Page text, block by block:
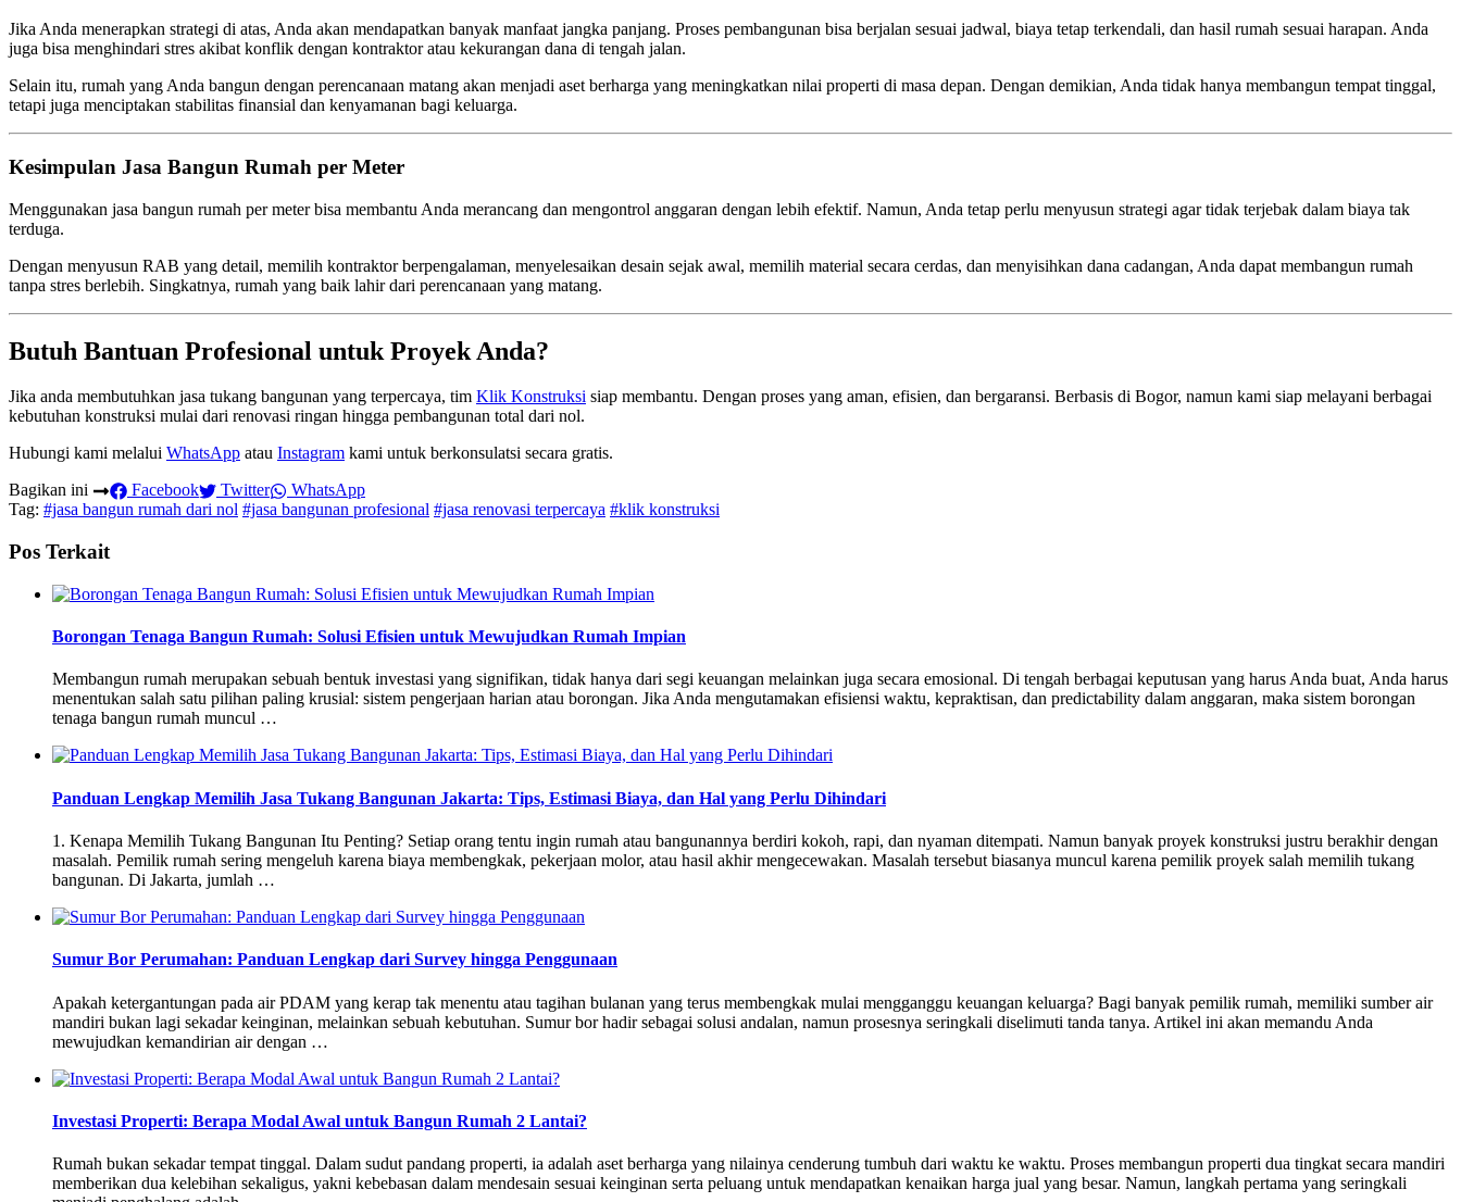
Jika Anda menerapkan strategi di atas, Anda akan mendapatkan banyak manfaat jangka panjang. Proses pembangunan bisa berjalan sesuai jadwal, biaya tetap terkendali, dan hasil rumah sesuai harapan. Anda
juga bisa menghindari stres akibat konflik dengan kontraktor atau kekurangan dana di tengah jalan.
Selain itu, rumah yang Anda bangun dengan perencanaan matang akan menjadi aset berharga yang meningkatkan nilai properti di masa depan. Dengan demikian, Anda tidak hanya membangun tempat tinggal,
tetapi juga menciptakan stabilitas finansial dan kenyamanan bagi keluarga.
Kesimpulan Jasa Bangun Rumah per Meter
Menggunakan jasa bangun rumah per meter bisa membantu Anda merancang dan mengontrol anggaran dengan lebih efektif. Namun, Anda tetap perlu menyusun strategi agar tidak terjebak dalam biaya tak
terduga.
Dengan menyusun RAB yang detail, memilih kontraktor berpengalaman, menyelesaikan desain sejak awal, memilih material secara cerdas, dan menyisihkan dana cadangan, Anda dapat membangun rumah
tanpa stres berlebih. Singkatnya, rumah yang baik lahir dari perencanaan yang matang.
Butuh Bantuan Profesional untuk Proyek Anda?
Jika anda membutuhkan jasa tukang bangunan yang terpercaya, tim Klik Konstruksi siap membantu. Dengan proses yang aman, efisien, dan bergaransi. Berbasis di Bogor, namun kami siap melayani berbagai
kebutuhan konstruksi mulai dari renovasi ringan hingga pembangunan total dari nol.
Hubungi kami melalui WhatsApp atau Instagram kami untuk berkonsulatsi secara gratis.
Bagikan ini
Facebook Twitter
WhatsApp
Tag: #jasa bangun rumah dari nol #jasa bangunan profesional #jasa renovasi terpercaya #klik konstruksi
Pos Terkait
Borongan Tenaga Bangun Rumah: Solusi Efisien untuk Mewujudkan Rumah Impian
Membangun rumah merupakan sebuah bentuk investasi yang signifikan, tidak hanya dari segi keuangan melainkan juga secara emosional. Di tengah berbagai keputusan yang harus Anda buat, Anda harus
menentukan salah satu pilihan paling krusial: sistem pengerjaan harian atau borongan. Jika Anda mengutamakan efisiensi waktu, kepraktisan, dan predictability dalam anggaran, maka sistem borongan
tenaga bangun rumah muncul …
Panduan Lengkap Memilih Jasa Tukang Bangunan Jakarta: Tips, Estimasi Biaya, dan Hal yang Perlu Dihindari
1. Kenapa Memilih Tukang Bangunan Itu Penting? Setiap orang tentu ingin rumah atau bangunannya berdiri kokoh, rapi, dan nyaman ditempati. Namun banyak proyek konstruksi justru berakhir dengan
masalah. Pemilik rumah sering mengeluh karena biaya membengkak, pekerjaan molor, atau hasil akhir mengecewakan. Masalah tersebut biasanya muncul karena pemilik proyek salah memilih tukang
bangunan. Di Jakarta, jumlah …
Sumur Bor Perumahan: Panduan Lengkap dari Survey hingga Penggunaan
Apakah ketergantungan pada air PDAM yang kerap tak menentu atau tagihan bulanan yang terus membengkak mulai mengganggu keuangan keluarga? Bagi banyak pemilik rumah, memiliki sumber air
mandiri bukan lagi sekadar keinginan, melainkan sebuah kebutuhan. Sumur bor hadir sebagai solusi andalan, namun prosesnya seringkali diselimuti tanda tanya. Artikel ini akan memandu Anda
mewujudkan kemandirian air dengan …
Investasi Properti: Berapa Modal Awal untuk Bangun Rumah 2 Lantai?
Rumah bukan sekadar tempat tinggal. Dalam sudut pandang properti, ia adalah aset berharga yang nilainya cenderung tumbuh dari waktu ke waktu. Proses membangun properti dua tingkat secara mandiri
memberikan dua kelebihan sekaligus, yakni kebebasan dalam mendesain sesuai keinginan serta peluang untuk mendapatkan kenaikan harga jual yang besar. Namun, langkah pertama yang seringkali